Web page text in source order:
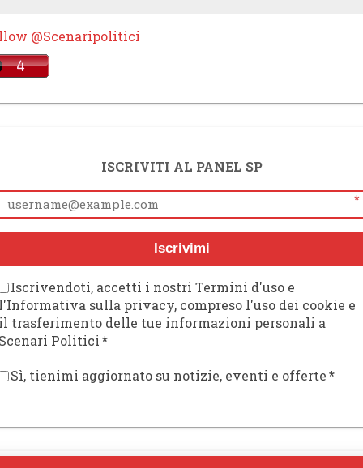
@Scenaripolitici
ISCRIVITI AL PANEL SP
*
Iscrivimi
Iscrivendoti, accetti i nostri Termini d'uso e
sulla privacy, compreso l'uso dei cookie e
trasferimento delle tue informazioni personali a
Politici*
Sì, tienimi aggiornato su notizie, eventi e offerte*